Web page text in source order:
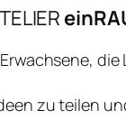
die
zu teilen